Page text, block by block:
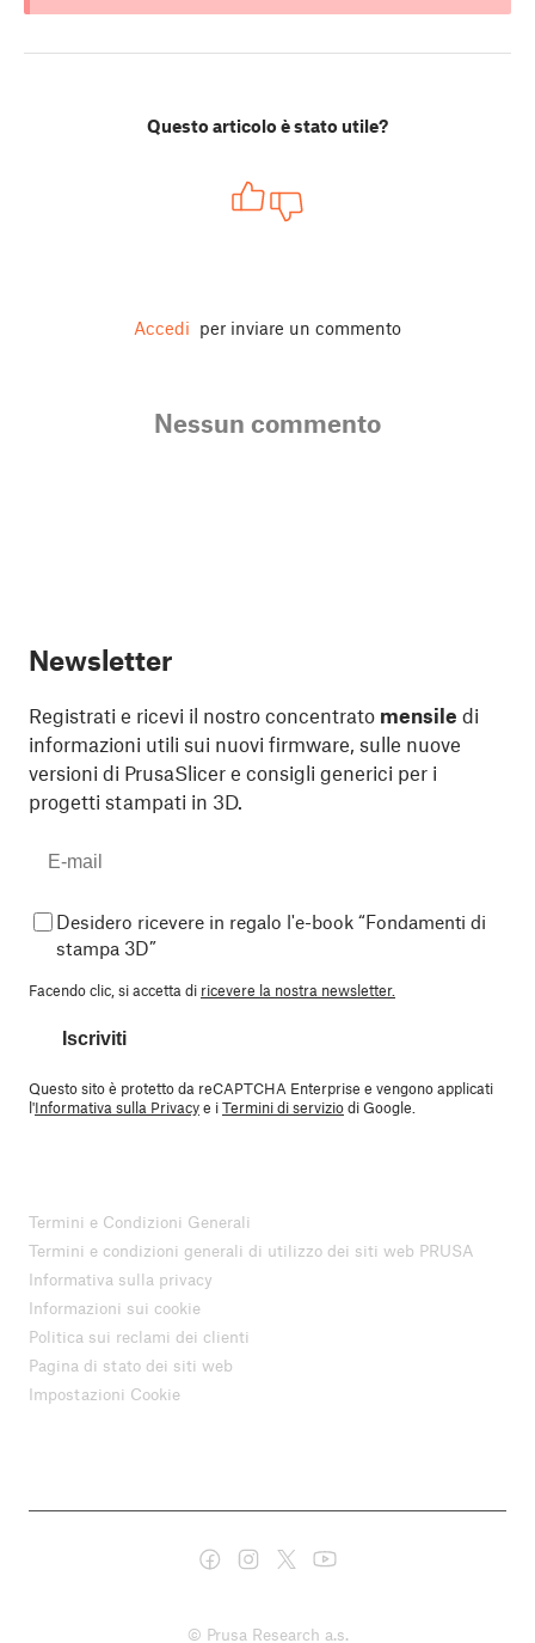
Questo articolo è stato utile?
Accedi per inviare un commento
Nessun commento
Newsletter
Registrati e ricevi il nostro concentrato mensile di
informazioni utili sui nuovi firmware, sulle nuove
versioni di PrusaSlicer e consigli generici per i
progetti stampati in 3D.
Desidero ricevere in regalo l'e-book “Fondamenti di
stampa 3D”
Facendo clic, si accetta di ricevere la nostra newsletter.
Iscriviti
Questo sito è protetto da reCAPTCHA Enterprise e vengono applicati
l'Informativa sulla Privacye iTermini di serviziodi Google.
Termini e Condizioni Generali
Termini e condizioni generali di utilizzo dei siti web PRUSA
Informativa sulla privacy
Informazioni sui cookie
Politica sui reclami dei clienti
Pagina di stato dei siti web
Impostazioni Cookie
© Prusa Research a.s.